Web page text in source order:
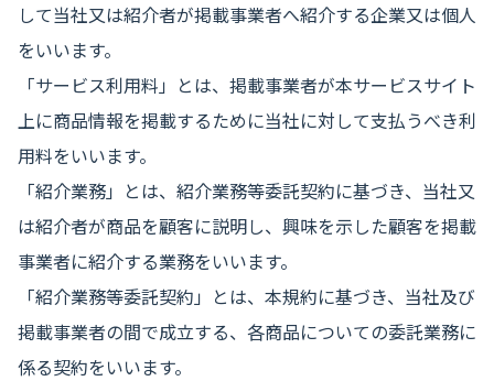
して当社又は紹介者が掲載事業者へ紹介する企業又は個人
をいいます。
「サービス利用料」とは、掲載事業者が本サービスサイト
上に商品情報を掲載するために当社に対して支払うべき利
用料をいいます。
「紹介業務」とは、紹介業務等委託契約に基づき、当社又
は紹介者が商品を顧客に説明し、興味を示した顧客を掲載
事業者に紹介する業務をいいます。
「紹介業務等委託契約」とは、本規約に基づき、当社及び
掲載事業者の間で成立する、各商品についての委託業務に
係る契約をいいます。